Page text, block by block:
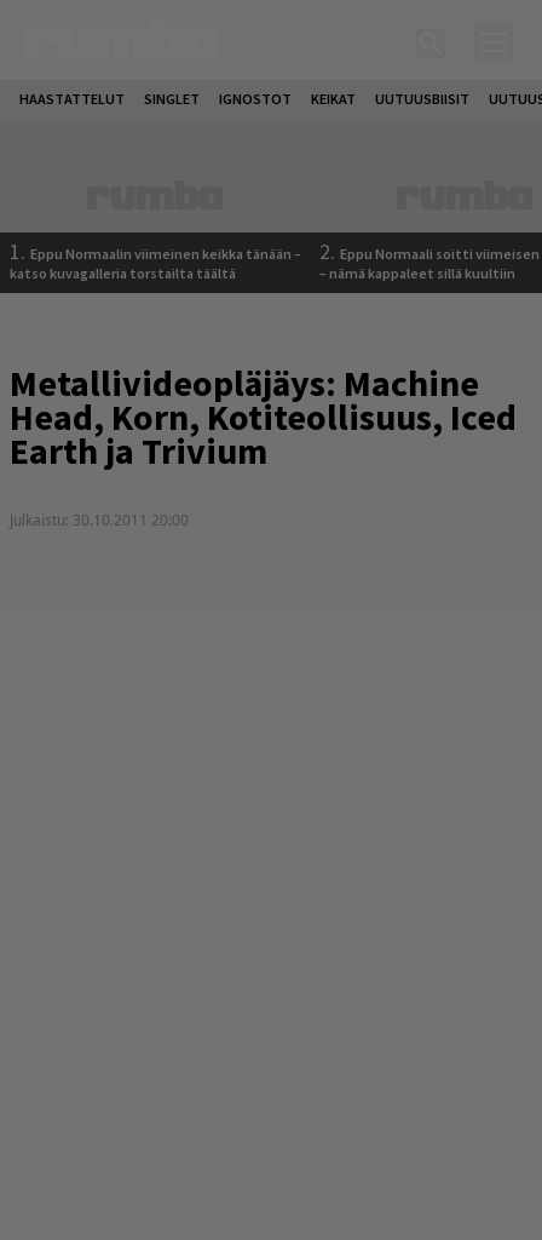
HAASTATTELUT SINGLET IGNOSTOT KEIKAT UUTUUSBIISIT
1. Eppu Normaalin viimeinen keikka tänään –
katso kuvagalleria torstailta täältä
2. Eppu Normaali soitti viimeisen
– nämä kappaleet sillä kuultiin
Metallivideopläjäys: Machine
Head, Korn, Kotiteollisuus, Iced
Earth ja Trivium
Julkaistu: 30.10.2011 20:00